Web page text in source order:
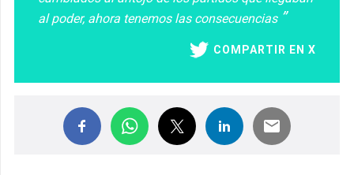
al poder, ahora tenemos las consecuencias
COMPARTIR EN X